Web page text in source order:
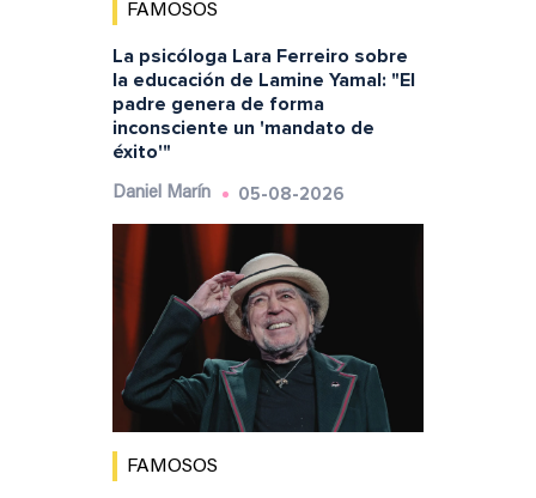
FAMOSOS
La psicóloga Lara Ferreiro sobre
la educación de Lamine Yamal: "El
padre genera de forma
inconsciente un 'mandato de
éxito'"
Daniel Marín 05-08-2026
FAMOSOS